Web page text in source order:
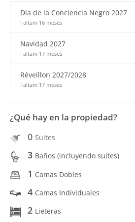
Día de la Conciencia Negro 2027
Faltam 16 meses
Navidad 2027
Faltam 17 meses
Réveillon 2027/2028
Faltam 17 meses
¿Qué hay en la propiedad?
0 Suites
3 Baños (incluyendo suites)
1 Camas Dobles
4 Camas Individuales
2 Lieteras